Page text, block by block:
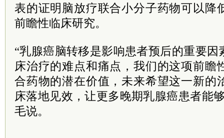
表的证明脑放疗联合小分子药物可以降
前瞻性临床研究。
“乳腺癌脑转移是影响患者预后的重要
床治疗的难点和痛点，我们的这项前瞻
合药物的潜在价值，未来希望这一新的
床落地见效，让更多晚期乳腺癌患者能
毛说。